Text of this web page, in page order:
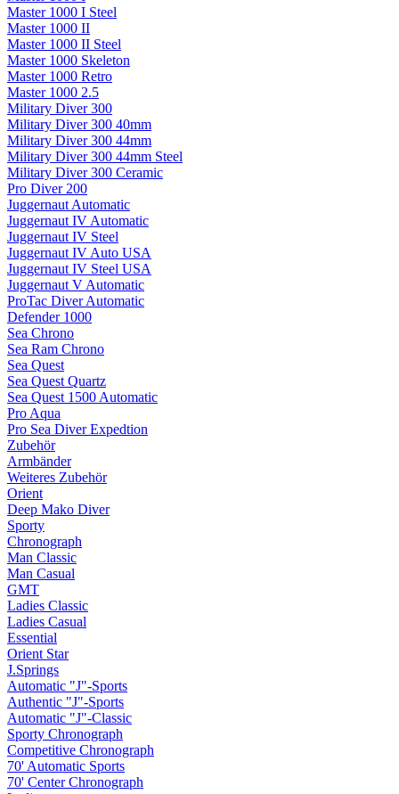
Master 1000 I Steel
Master 1000 II
Master 1000 II Steel
Master 1000 Skeleton
Master 1000 Retro
Master 1000 2.5
Military Diver 300
Military Diver 300 40mm
Military Diver 300 44mm
Military Diver 300 44mm Steel
Military Diver 300 Ceramic
Pro Diver 200
Juggernaut Automatic
Juggernaut IV Automatic
Juggernaut IV Steel
Juggernaut IV Auto USA
Juggernaut IV Steel USA
Juggernaut V Automatic
ProTac Diver Automatic
Defender 1000
Sea Chrono
Sea Ram Chrono
Sea Quest
Sea Quest Quartz
Sea Quest 1500 Automatic
Pro Aqua
Pro Sea Diver Expedtion
Zubehör
Armbänder
Weiteres Zubehör
Orient
Deep Mako Diver
Sporty
Chronograph
Man Classic
Man Casual
GMT
Ladies Classic
Ladies Casual
Essential
Orient Star
J.Springs
Automatic "J"-Sports
Authentic "J"-Sports
Automatic "J"-Classic
Sporty Chronograph
Competitive Chronograph
70' Automatic Sports
70' Center Chronograph